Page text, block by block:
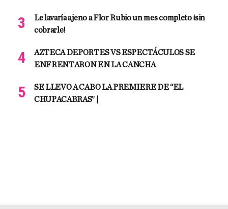
Le lavaría ajeno a Flor Rubio un mes completo ¡sin
cobrarle!
AZTECA DEPORTES VS ESPECTÁCULOS SE
ENFRENTARON EN LA CANCHA
SE LLEVO A CABO LA PREMIERE DE “EL
CHUPACABRAS” |